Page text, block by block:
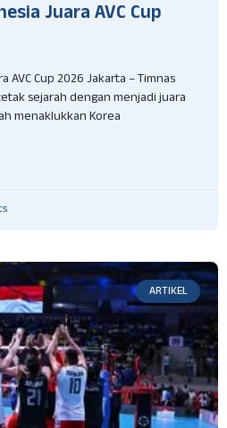
Juara AVC Cup
AVC Cup 2026 Jakarta – Timnas
sejarah dengan menjadi juara
menaklukkan Korea
ARTIKEL